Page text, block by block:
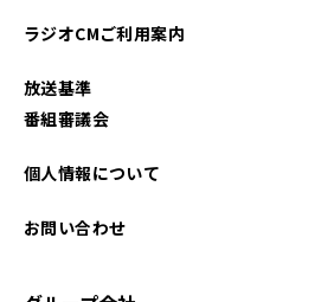
2025年07月
ラジオCMご利用案内
放送基準
番組審議会
個人情報について
お問い合わせ